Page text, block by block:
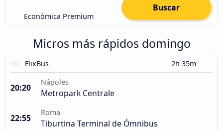
Económica Premium
Buscar
Micros más rápidos domingo
FlixBus 2h 35m
20:20
Nápoles
Metropark Centrale
22:55
Roma
Tiburtina Terminal de Ómnibus